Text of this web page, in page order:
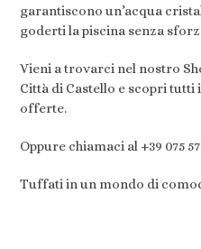
garantiscono un’acqua
goderti la piscina senza
Vieni a trovarci nel nostro
Città di Castello e scopri
offerte.
Oppure chiamaci al +39 075
Tuffati in un mondo di